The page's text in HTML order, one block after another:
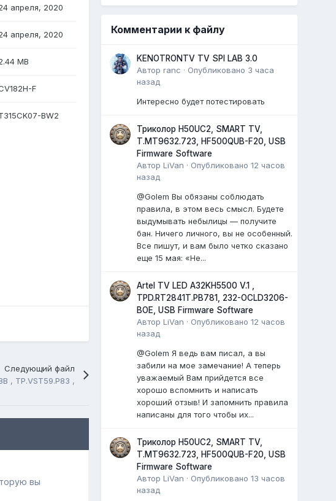
апреля, 2020
апреля, 2020
MB
F
BW2
Следующий файл
, TP.VST59.P83 ,
вы
Комментарии к файлу
KENOTRONTV TV SPI LAB 3.0
Авторranc · Опубликовано 3 часа
назад
Интересно будет потестировать
Триколор H50UC2, SMART TV,
T.MT9632.723, HF500QUB-F20, USB
Firmware Software
АвторLiVan · Опубликовано12 часов
назад
@Golem Вы обязаны соблюдать
правила, в этом весь смысл. Будете
выдумывать небылицы — получите
бан. Ничего личного, вы не особенный.
Все пишут, и вам было четко сказано
еще 15 мая: «Не...
Artel TV LED A32KH5500 V.1 ,
TPD.RT2841T.PB781, 232-OCLD3206-
BOE, USB Firmware Software
АвторLiVan · Опубликовано12 часов
назад
@Golem Я ведь вам писал, а вы
забили на мое замечание! А теперь
уважаемый Вам прийдется все
хорошо вспомнить и написать
хороший отзыв! И запомнить правила
написаны для того чтобы их...
Триколор H50UC2, SMART TV,
T.MT9632.723, HF500QUB-F20, USB
Firmware Software
АвторLiVan · Опубликовано13 часов
назад